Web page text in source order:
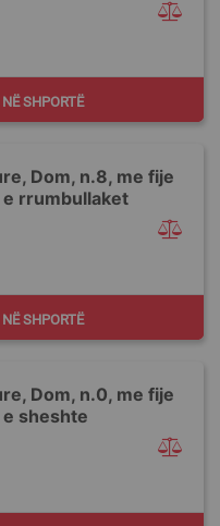
SHPORTË
Dom, n.8, me fije
rrumbullaket
SHPORTË
Dom, n.0, me fije
sheshte